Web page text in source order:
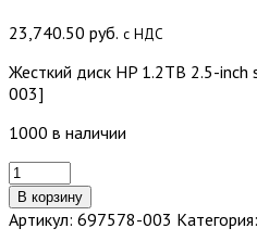
23,740.50 руб. с НДС
Жесткий диск HP 1.2TB 2.5-
003]
1000 в наличии
Количество
товара
Жесткий
диск
В корзину
Артикул: 697578-003 Категория: